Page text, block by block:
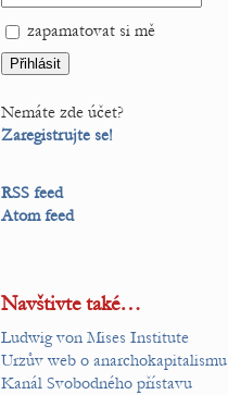
zapamatovat si mě
Nemáte zde účet?
Zaregistrujte se!
RSS feed
Atom feed
Navštivte také…
Ludwig von Mises Institute
Urzův web o anarchokapitalismu
Kanál Svobodného přístavu